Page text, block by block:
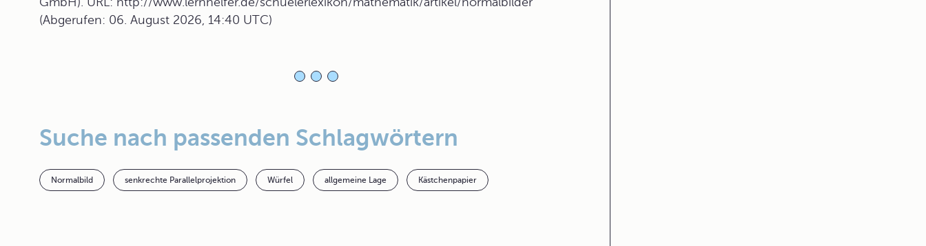
(Abgerufen: 06. August 2026, 14:40 UTC)
Suche nach passenden Schlagwörtern
Normalbild senkrechte Parallelprojektion Würfel allgemeine Lage Kästchenpapier